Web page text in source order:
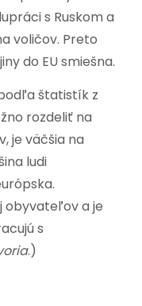
s Ruskom a
voličov. Preto
do EU smiešna.
štatistík z
rozdeliť na
je väčšia na
ludi
obyvateľov a je
s
.)